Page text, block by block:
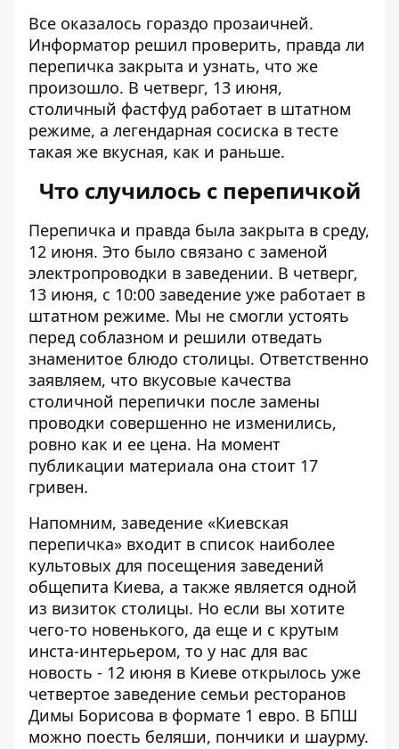
Все оказалось гораздо прозаичней.
Информатор решил проверить, правда ли
перепичка закрыта и узнать, что же
произошло. В четверг, 13 июня,
столичный фастфуд работает в штатном
режиме, а легендарная сосиска в тесте
такая же вкусная, как и раньше.
Что случилось с перепичкой
Перепичка и правда была закрыта в среду,
12 июня. Это было связано с заменой
электропроводки в заведении. В четверг,
13 июня, с 10:00 заведение уже работает в
штатном режиме. Мы не смогли устоять
перед соблазном и решили отведать
знаменитое блюдо столицы. Ответственно
заявляем, что вкусовые качества
столичной перепички после замены
проводки совершенно не изменились,
ровно как и ее цена. На момент
публикации материала она стоит 17
гривен.
Напомним, заведение «Киевская
перепичка» входит в список наиболее
культовых для посещения заведений
общепита Киева, а также является одной
из визиток столицы. Но если вы хотите
чего-то новенького, да еще и с крутым
инста-интерьером, то у нас для вас
новость - 12 июня в Киеве открылось уже
четвертое заведение семьи ресторанов
Димы Борисова в формате 1 евро. В БПШ
можно поесть беляши, пончики и шаурму.